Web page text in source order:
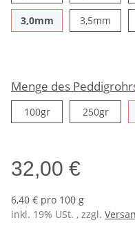
3,0mm3,0mm3,5mm
Menge des
100gr100gr 250gr250gr
32,00 €
6,40 € pro 100 g
inkl. 19% USt. , zzgl.